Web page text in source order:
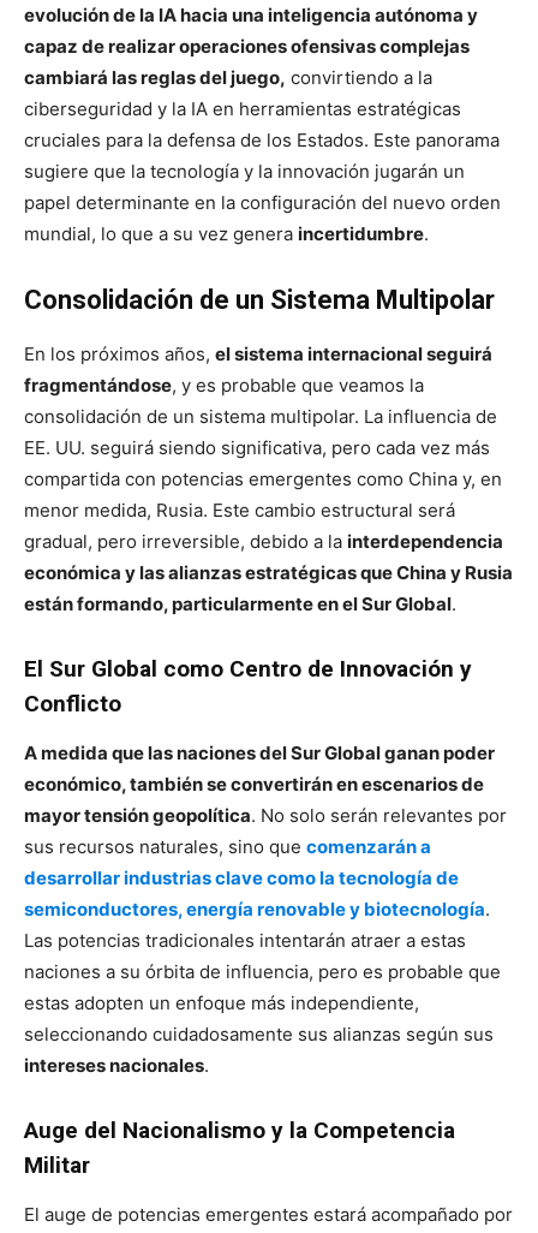
evolución de la IA hacia una inteligencia autónoma y
capaz de realizar operaciones ofensivas complejas
cambiará las reglas del juego, convirtiendo a la
ciberseguridad y la IA en herramientas estratégicas
cruciales para la defensa de los Estados. Este panorama
sugiere que la tecnología y la innovación jugarán un
papel determinante en la configuración del nuevo orden
mundial, lo que a su vez genera incertidumbre.
Consolidación de un Sistema Multipolar
En los próximos años, el sistema internacional seguirá
fragmentándose, y es probable que veamos la
consolidación de un sistema multipolar. La influencia de
EE. UU. seguirá siendo significativa, pero cada vez más
compartida con potencias emergentes como China y, en
menor medida, Rusia. Este cambio estructural será
gradual, pero irreversible, debido a la interdependencia
económica y las alianzas estratégicas que China y Rusia
están formando, particularmente en el Sur Global.
El Sur Global como Centro de Innovación y
Conflicto
A medida que las naciones del Sur Global ganan poder
económico, también se convertirán en escenarios de
mayor tensión geopolítica. No solo serán relevantes por
sus recursos naturales, sino que comenzarán a
desarrollar industrias clave como la tecnología de
semiconductores, energía renovable y biotecnología.
Las potencias tradicionales intentarán atraer a estas
naciones a su órbita de influencia, pero es probable que
estas adopten un enfoque más independiente,
seleccionando cuidadosamente sus alianzas según sus
intereses nacionales.
Auge del Nacionalismo y la Competencia
Militar
El auge de potencias emergentes estará acompañado por